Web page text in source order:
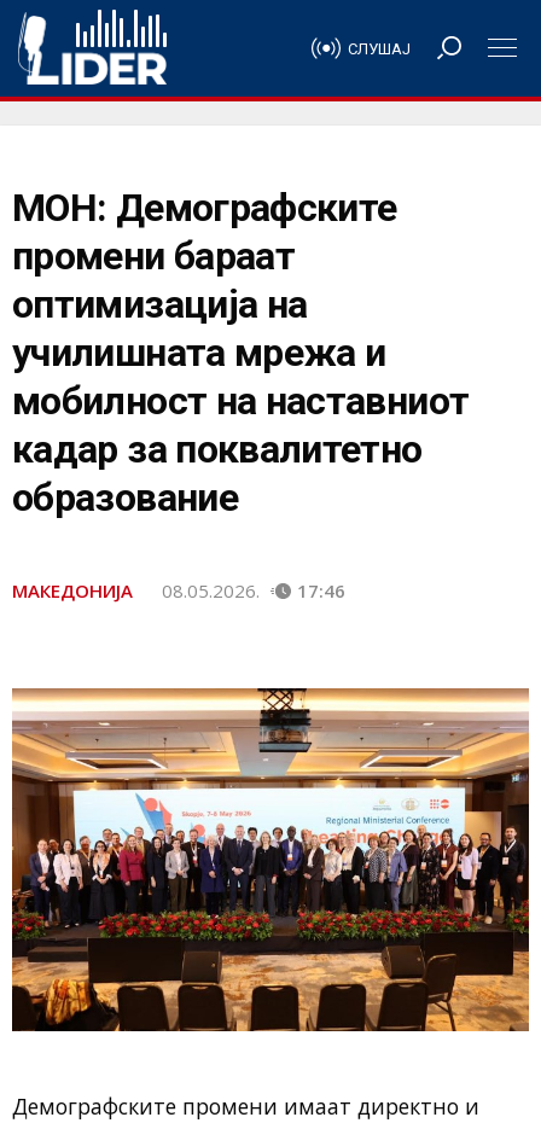
СЛУШАЈ
МОН: Демографските
промени бараат
оптимизација на
училишната мрежа и
мобилност на наставниот
кадар за поквалитетно
образование
МАКЕДОНИЈА 08.05.2026. 17:46
Демографските промени имаат директно и